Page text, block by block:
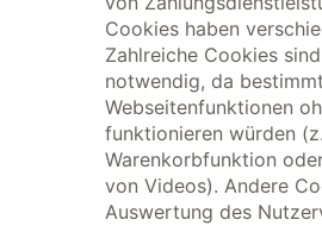
Cookies haben
Zahlreiche Cookies
notwendig, da
Webseitenfunktionen
funktionieren würden
Warenkorbfunktion
von Videos). Andere
Auswertung des